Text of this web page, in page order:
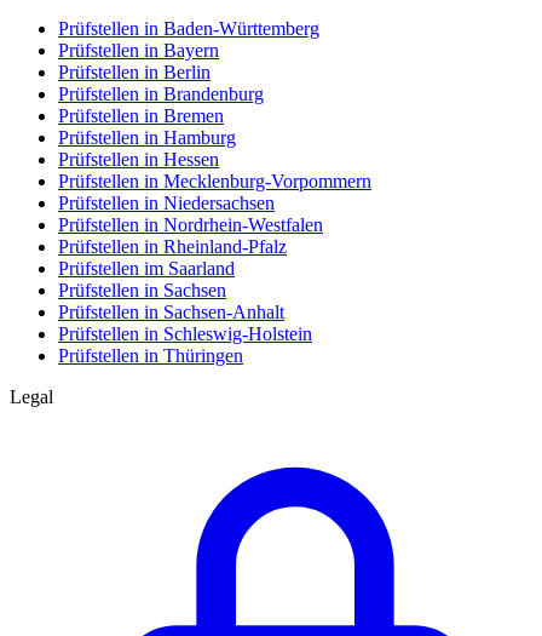
Prüfstellen in Baden-Württemberg
Prüfstellen in Bayern
Prüfstellen in Berlin
Prüfstellen in Brandenburg
Prüfstellen in Bremen
Prüfstellen in Hamburg
Prüfstellen in Hessen
Prüfstellen in Mecklenburg-Vorpommern
Prüfstellen in Niedersachsen
Prüfstellen in Nordrhein-Westfalen
Prüfstellen in Rheinland-Pfalz
Prüfstellen im Saarland
Prüfstellen in Sachsen
Prüfstellen in Sachsen-Anhalt
Prüfstellen in Schleswig-Holstein
Prüfstellen in Thüringen
Legal